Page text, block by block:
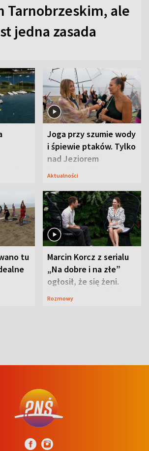
Tarnobrzeskim, ale
jedna zasada
Joga przy szumie wody
i śpiewie ptaków. Tylko
nad Jeziorem
Tarnobrzeskim
Aktualności
tu
Marcin Korcz z serialu
„Na dobre i na złe”
ogłosił, że się żeni.
Zdradził, co zmienił
Rozmowy